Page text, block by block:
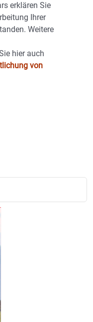
erklären Sie
Ihrer
Weitere
hier auch
von